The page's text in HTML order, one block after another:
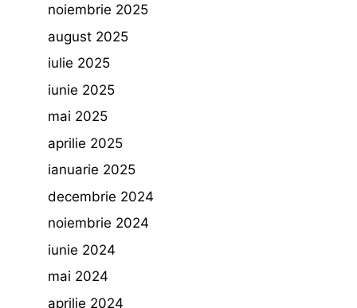
noiembrie 2025
august 2025
iulie 2025
iunie 2025
mai 2025
aprilie 2025
ianuarie 2025
decembrie 2024
noiembrie 2024
iunie 2024
mai 2024
aprilie 2024